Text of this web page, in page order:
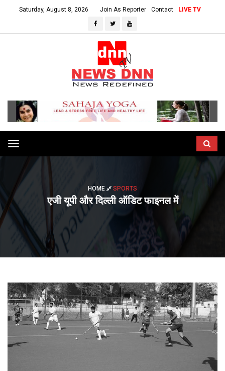
Saturday, August 8, 2026 Join As Reporter Contact LIVE TV
Toggle
navigation
HOME SPORTS
एजी यूपी और दिल्ली ऑडिट फाइनल में